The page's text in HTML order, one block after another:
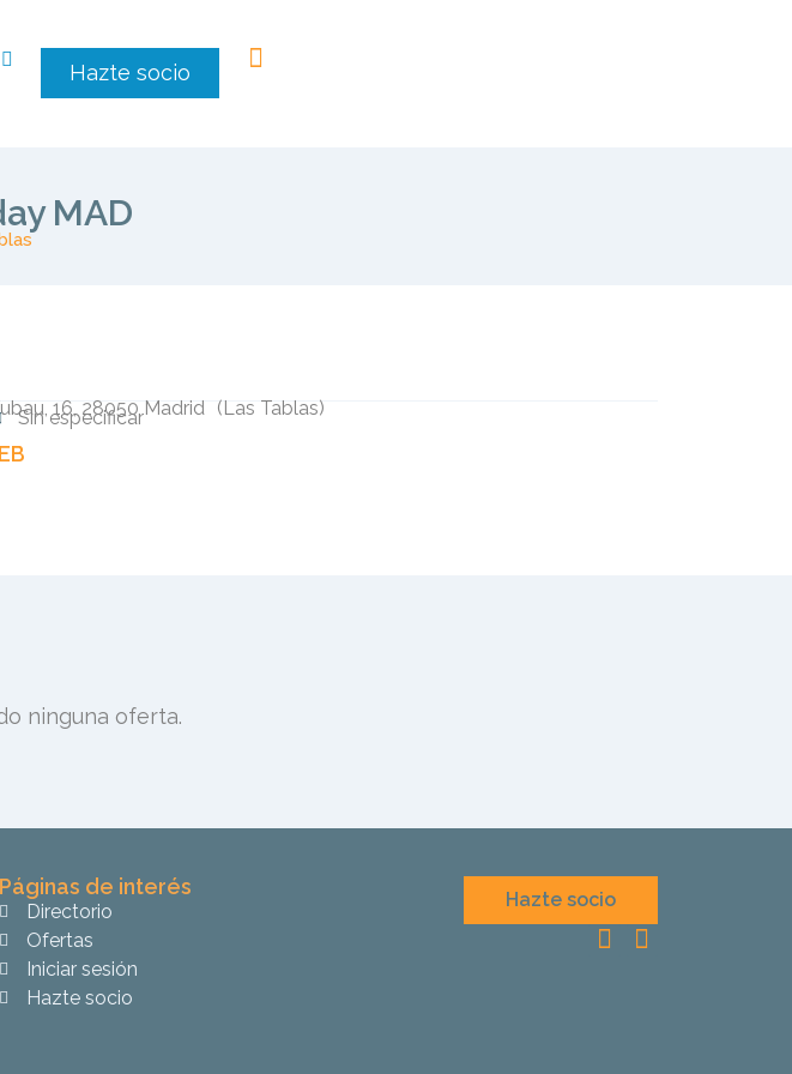
Hazte socio
MAD
16, 28050 Madrid (Las Tablas)
Sin especificar
ninguna oferta.
Páginas de interés
Directorio
Ofertas
Iniciar sesión
Hazte socio
Hazte socio